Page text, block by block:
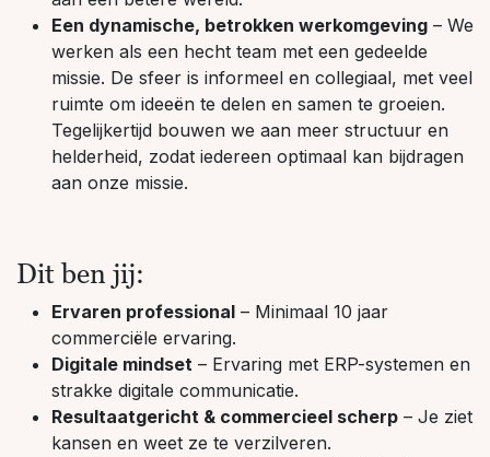
Een dynamische, betrokken werkomgeving – We
werken als een hecht team met een gedeelde
missie. De sfeer is informeel en collegiaal, met veel
ruimte om ideeën te delen en samen te groeien.
Tegelijkertijd bouwen we aan meer structuur en
helderheid, zodat iedereen optimaal kan bijdragen
aan onze missie.
Dit ben jij:
Ervaren professional – Minimaal 10 jaar
commerciële ervaring.
Digitale mindset – Ervaring met ERP-systemen en
strakke digitale communicatie.
Resultaatgericht & commercieel scherp – Je ziet
kansen en weet ze te verzilveren.